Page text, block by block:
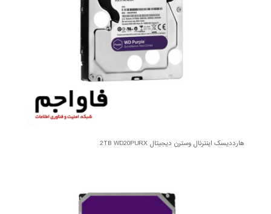
هارددیسک اینترنال وسترن دیجیتال 2TB WD20PURX